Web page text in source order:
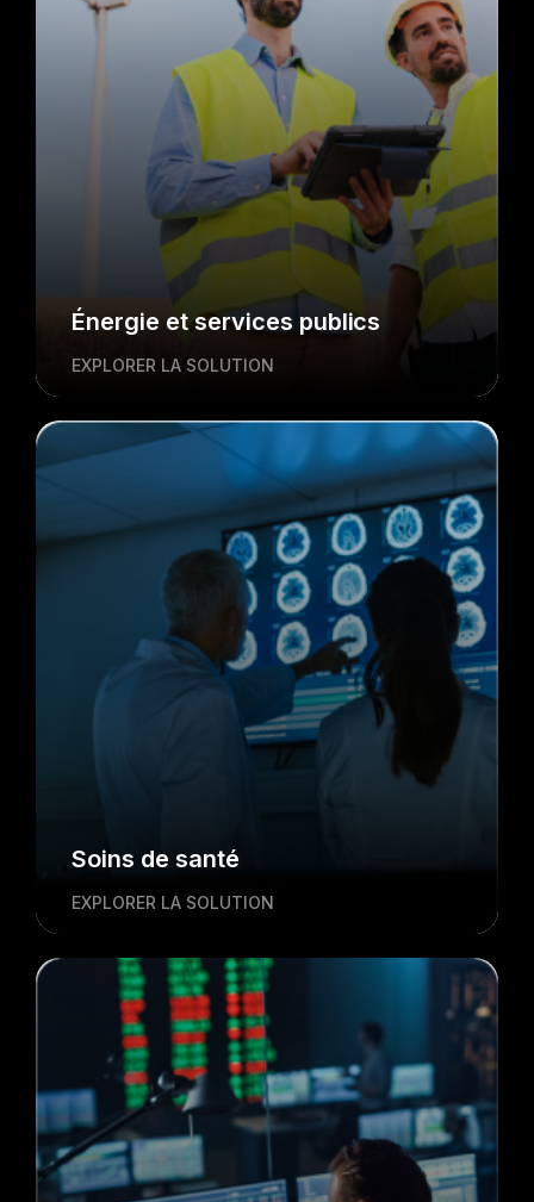
Énergie et services publics
EXPLORER LA SOLUTION
Soins de santé
EXPLORER LA SOLUTION